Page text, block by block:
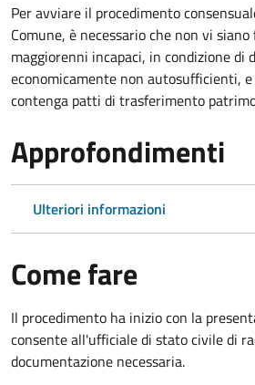
Per avviare il procedimento
Comune, è necessario che non vi
maggiorenni incapaci, in condizione di
economicamente non autosufficienti,
contenga patti di trasferimento
Approfondimenti
Ulteriori informazioni
Come fare
Il procedimento ha inizio con la
consente all'ufficiale di stato civile di
documentazione necessaria.